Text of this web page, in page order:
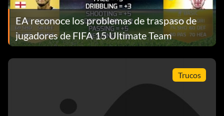
EA reconoce los problemas de traspaso de
jugadores de FIFA 15 Ultimate Team
Trucos